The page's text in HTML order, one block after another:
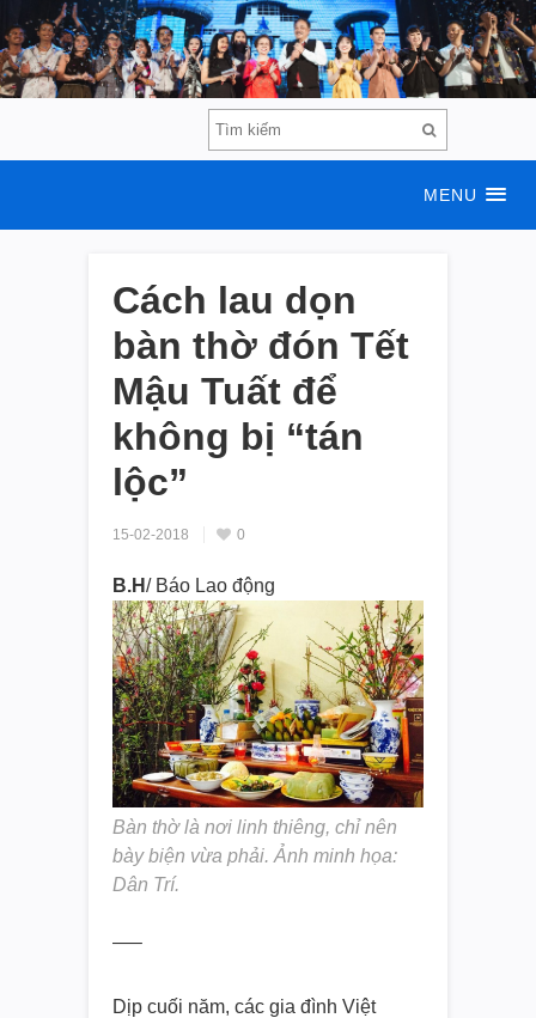
MENU
Cách lau dọn
bàn thờ đón Tết
Mậu Tuất để
không bị “tán
lộc”
15-02-2018 0
B.H/ Báo Lao động
Bàn thờ là nơi linh thiêng, chỉ nên
bày biện vừa phải. Ảnh minh họa:
Dân Trí.
—–
Dịp cuối năm, các gia đình Việt